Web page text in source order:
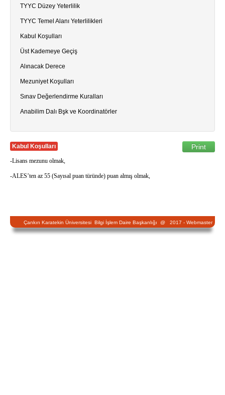
TYYC Düzey Yeterlilik
TYYC Temel Alanı Yeterlilikleri
Kabul Koşulları
Üst Kademeye Geçiş
Alınacak Derece
Mezuniyet Koşulları
Sınav Değerlendirme Kuralları
Anabilim Dalı Bşk ve Koordinatörler
Print
Kabul Koşulları
-Lisans mezunu olmak,
-ALES’ten az 55 (Sayısal puan türünde) puan almış olmak,
Çankırı Karatekin Üniversitesi Bilgi İşlem Daire Başkanlığı @ 2017 - Webmaster